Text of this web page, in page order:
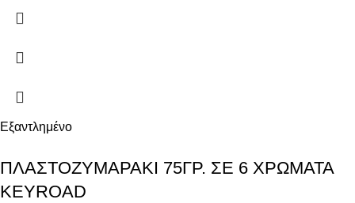
Εξαντλημένο
ΠΛΑΣΤΟΖΥΜΑΡΑΚΙ 75ΓΡ. ΣΕ 6 ΧΡΩΜΑΤΑ
KEYROAD